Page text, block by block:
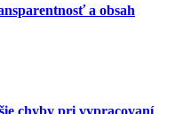
a obsah
chyby pri vypracovaní